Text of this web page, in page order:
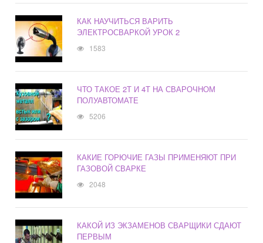
КАК НАУЧИТЬСЯ ВАРИТЬ
ЭЛЕКТРОСВАРКОЙ УРОК 2
1583
ЧТО ТАКОЕ 2Т И 4Т НА СВАРОЧНОМ
ПОЛУАВТОМАТЕ
5206
КАКИЕ ГОРЮЧИЕ ГАЗЫ ПРИМЕНЯЮТ ПРИ
ГАЗОВОЙ СВАРКЕ
2048
КАКОЙ ИЗ ЭКЗАМЕНОВ СВАРЩИКИ СДАЮТ
ПЕРВЫМ